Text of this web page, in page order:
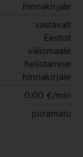
hinnakirjale
vastavalt
Eestist
välismaale
helistamise
hinnakirjale
0,00 €/min
piiramatu